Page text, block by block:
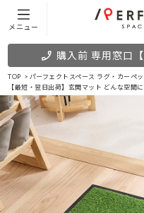
メニュー
購入前 専用窓口
TOP パーフェクトスペース ラグ・カーペ
【最短・翌日出荷】玄関マット どんな空間